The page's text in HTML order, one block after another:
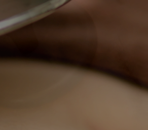
器インディバ
ったフェイシ